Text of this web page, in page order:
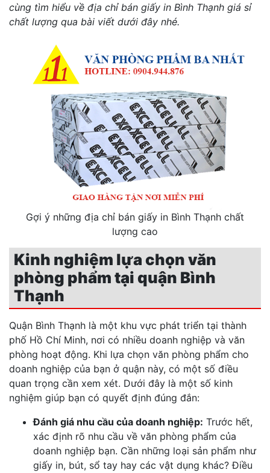
cùng tìm hiểu về địa chỉ bán giấy in Bình Thạnh giá sỉ
chất lượng qua bài viết dưới đây nhé.
Gợi ý những địa chỉ bán giấy in Bình Thạnh chất
lượng cao
Kinh nghiệm lựa chọn văn
phòng phẩm tại quận Bình
Thạnh
Quận Bình Thạnh là một khu vực phát triển tại thành
phố Hồ Chí Minh, nơi có nhiều doanh nghiệp và văn
phòng hoạt động. Khi lựa chọn văn phòng phẩm cho
doanh nghiệp của bạn ở quận này, có một số điều
quan trọng cần xem xét. Dưới đây là một số kinh
nghiệm giúp bạn có quyết định đúng đắn:
Đánh giá nhu cầu của doanh nghiệp: Trước hết,
xác định rõ nhu cầu về văn phòng phẩm của
doanh nghiệp bạn. Cần những loại sản phẩm như
giấy in, bút, sổ tay hay các vật dụng khác? Điều